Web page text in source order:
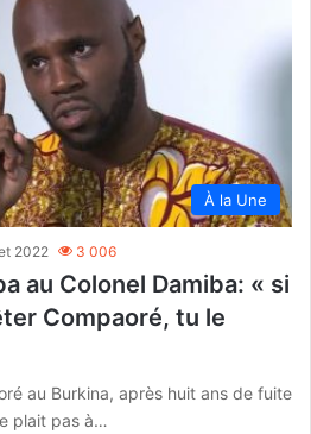
À la Une
2022 3 006
au Colonel Damiba: « si
Compaoré, tu le
au Burkina, après huit ans de fuite
plait pas à…